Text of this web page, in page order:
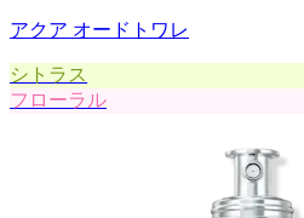
アクア オードトワレ
シトラス
フローラル